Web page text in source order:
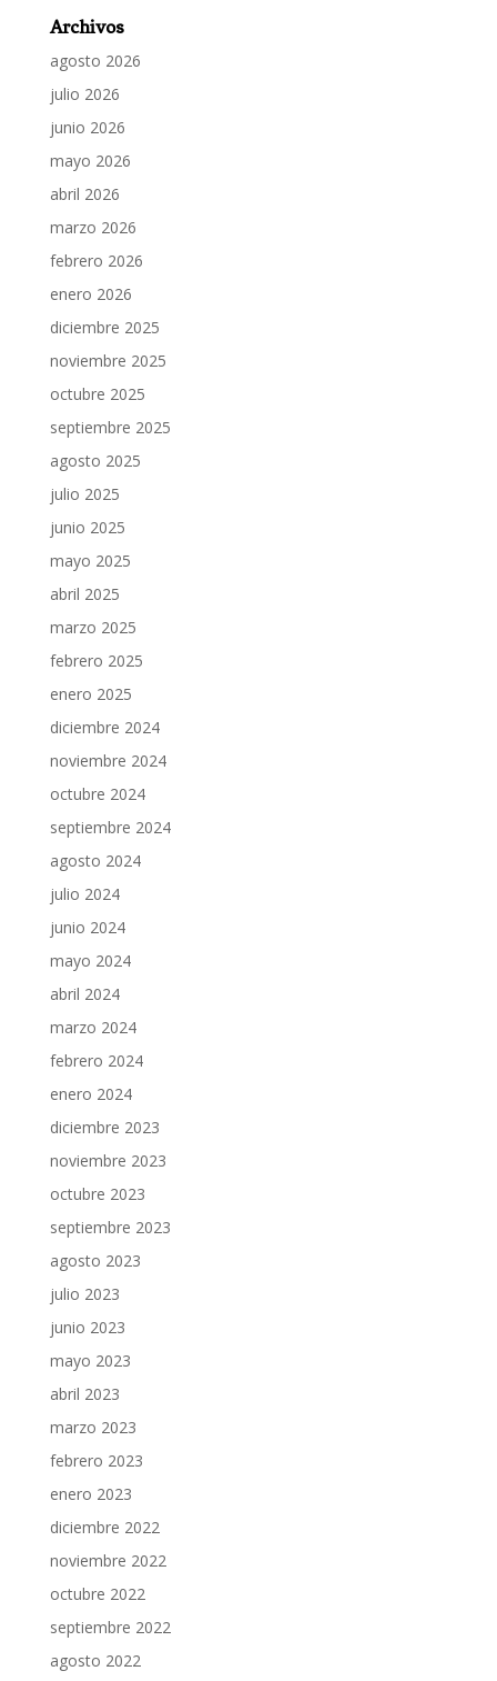
Archivos
agosto 2026
julio 2026
junio 2026
mayo 2026
abril 2026
marzo 2026
febrero 2026
enero 2026
diciembre 2025
noviembre 2025
octubre 2025
septiembre 2025
agosto 2025
julio 2025
junio 2025
mayo 2025
abril 2025
marzo 2025
febrero 2025
enero 2025
diciembre 2024
noviembre 2024
octubre 2024
septiembre 2024
agosto 2024
julio 2024
junio 2024
mayo 2024
abril 2024
marzo 2024
febrero 2024
enero 2024
diciembre 2023
noviembre 2023
octubre 2023
septiembre 2023
agosto 2023
julio 2023
junio 2023
mayo 2023
abril 2023
marzo 2023
febrero 2023
enero 2023
diciembre 2022
noviembre 2022
octubre 2022
septiembre 2022
agosto 2022